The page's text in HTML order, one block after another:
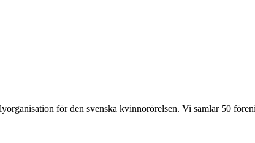
för den svenska kvinnorörelsen. Vi samlar 50